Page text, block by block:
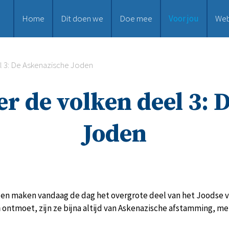
Home Dit doen we Doe mee Voor jou
De Askenazische Joden
de volken deel 3:
Joden
maken vandaag de dag het overgrote deel van het Joodse
zijn ze bijna altijd van Askenazische afstamming,